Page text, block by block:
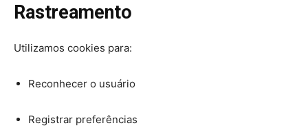
Rastreamento
Utilizamos cookies para:
Reconhecer o usuário
Registrar preferências